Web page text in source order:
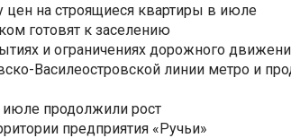
цен на строящиеся квартиры в июле
готовят к заселению
и ограничениях дорожного
Василеостровской линии метро и
июле продолжили рост
предприятия «Ручьи»